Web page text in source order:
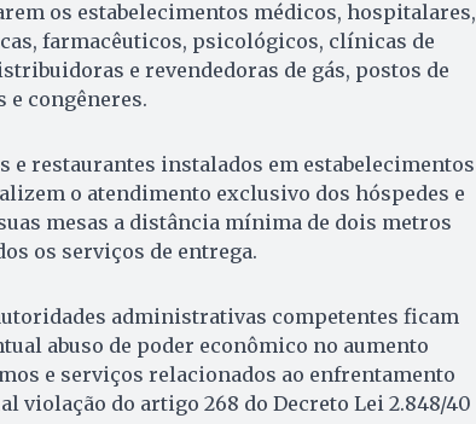
os estabelecimentos médicos, hospitalares,
farmacêuticos, psicológicos, clínicas de
e revendedoras de gás, postos de
e congêneres.
e restaurantes instalados em estabelecimentos
o atendimento exclusivo dos hóspedes e
mesas a distância mínima de dois metros
os serviços de entrega.
administrativas competentes ficam
abuso de poder econômico no aumento
e serviços relacionados ao enfrentamento
violação do artigo 268 do Decreto Lei 2.848/40